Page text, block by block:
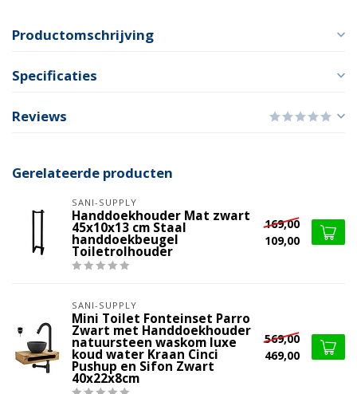
Productomschrijving
Specificaties
Reviews
Gerelateerde producten
SANI-SUPPLY
Handdoekhouder Mat zwart
45x10x13 cm Staal
handdoekbeugel
Toiletrolhouder
169,00
109,00
SANI-SUPPLY
Mini Toilet Fonteinset Parro
Zwart met Handdoekhouder
natuursteen waskom luxe
koud water Kraan Cinci
Pushup en Sifon Zwart
40x22x8cm
569,00
469,00